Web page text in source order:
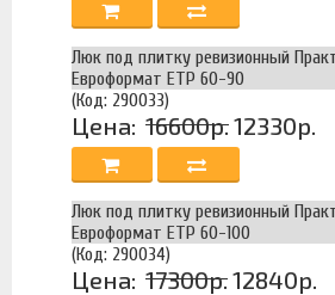
Люк под плитку ревизионный
Евроформат ЕТР 60-90
(Код: 290033)
Цена: 16600р.12330р.
Люк под плитку ревизионный
Евроформат ЕТР 60-100
(Код: 290034)
Цена: 17300р.12840р.